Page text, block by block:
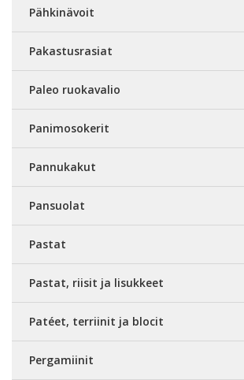
Pähkinävoit
Pakastusrasiat
Paleo ruokavalio
Panimosokerit
Pannukakut
Pansuolat
Pastat
Pastat, riisit ja lisukkeet
Patéet, terriinit ja blocit
Pergamiinit